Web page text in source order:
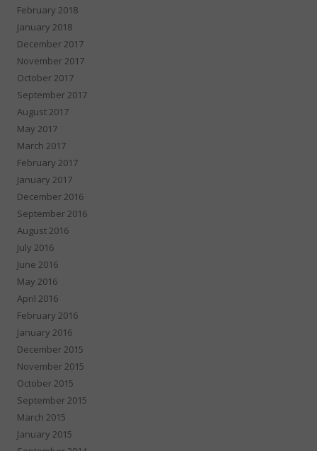
February 2018
January 2018
December 2017
November 2017
October 2017
September 2017
August 2017
May 2017
March 2017
February 2017
January 2017
December 2016
September 2016
August 2016
July 2016
June 2016
May 2016
April 2016
February 2016
January 2016
December 2015
November 2015
October 2015
September 2015
March 2015
January 2015